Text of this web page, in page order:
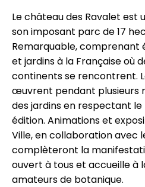
Le château des Ravalet est
son imposant parc de 17
Remarquable, comprenant
et jardins à la Française où
continents se rencontrent.
œuvrent pendant plusieurs
des jardins en respectant
édition. Animations et
Ville, en collaboration avec
complèteront la
ouvert à tous et accueille à
amateurs de botanique.